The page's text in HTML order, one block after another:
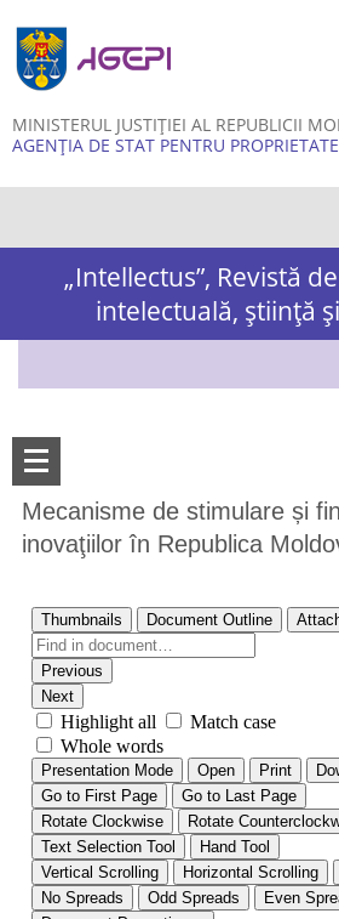
MINISTERUL JUSTIȚIEI AL REPUBLICII
AGENȚIA DE STAT PENTRU
„Intellectus”, Revistă
intelectuală, știință
Mecanisme de stimulare și
inovaţiilor în Republica